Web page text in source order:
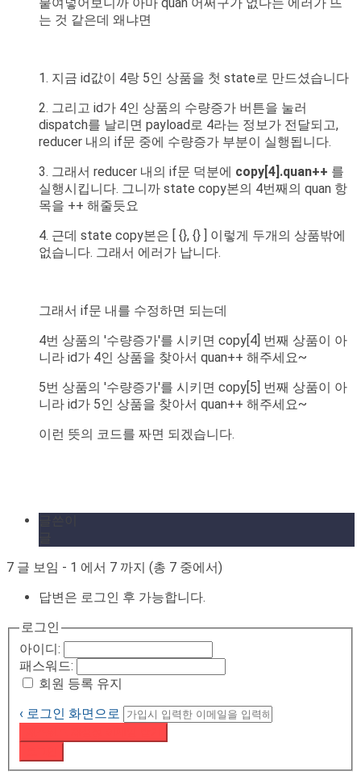
는 것 같은데 왜냐면
1. 지금 id값이 4랑 5인 상품을 첫 state로 만드셨습니다
2. 그리고 id가 4인 상품의 수량증가 버튼을 눌러
dispatch를 날리면 payload로 4라는 정보가 전달되고,
reducer 내의 if문 중에 수량증가 부분이 실행됩니다.
3. 그래서 reducer 내의 if문 덕분에 copy[4].quan++ 를
실행시킵니다. 그니까 state copy본의 4번째의 quan 항
목을 ++ 해줄듯요
4. 근데 state copy본은 [ {}, {} ] 이렇게 두개의 상품밖에
없습니다. 그래서 에러가 납니다.
그래서 if문 내를 수정하면 되는데
4번 상품의 '수량증가'를 시키면 copy[4] 번째 상품이 아
니라 id가 4인 상품을 찾아서 quan++ 해주세요~
5번 상품의 '수량증가'를 시키면 copy[5] 번째 상품이 아
니라 id가 5인 상품을 찾아서 quan++ 해주세요~
이런 뜻의 코드를 짜면 되겠습니다.
7 글 보임 - 1 에서 7 까지 (총 7 중에서)
답변은 로그인 후 가능합니다.
로그인
아이디:
패스워드:
회원 등록 유지
‹ 로그인 화면으로